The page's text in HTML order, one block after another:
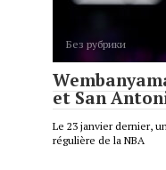
Без рубрики
et San
Le 23 janvier dernier,
régulière de la NBA